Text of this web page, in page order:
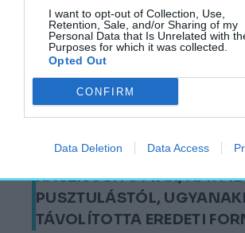
I want to opt-out of Collection, Use,
Retention, Sale, and/or Sharing of my
Personal Data that Is Unrelated with
Purposes for which it was collected.
Opted Out
CONFIRM
Data Deletion Data Access
épületet már a 20. század elején
módosították, később pedig
átalakításokon esett át. A
részeit átépítették, az alsó
megváltozott, az épület állapota
romlott.
AZ 1970-ES ÉVEKBEN
HASZNOSÍTOTTÁK, AMI
PUSZTULÁSTÓL,
TÁVOLÍTOTTA EREDETI